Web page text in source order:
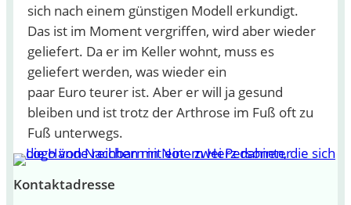
sich nach einem günstigen Modell erkundigt.
Das ist im Moment vergriffen, wird aber wieder
geliefert. Da er im Keller wohnt, muss es
geliefert werden, was wieder ein
paar Euro teurer ist. Aber er will ja gesund
bleiben und ist trotz der Arthrose im Fuß oft zu
Fuß unterwegs.
Kontaktadresse